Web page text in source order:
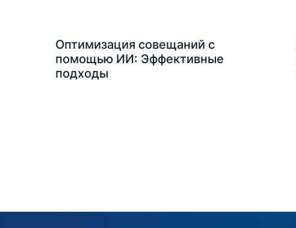
Оптимизация совещаний с
помощью ИИ: Эффективные
подходы